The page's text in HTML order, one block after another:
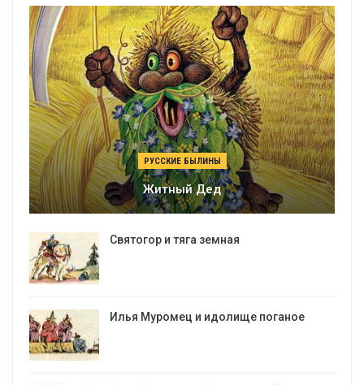
РУССКИЕ БЫЛИНЫ
Житный Дед
Святогор и тяга земная
Илья Муромец и идолище поганое